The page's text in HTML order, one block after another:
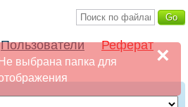
Пользователи
Реферат